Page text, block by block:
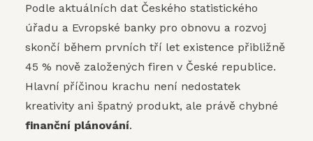
Podle aktuálních dat Českého statistického
úřadu a Evropské banky pro obnovu a rozvoj
skončí během prvních tří let existence přibližně
45 % nově založených firen v České republice.
Hlavní příčinou krachu není nedostatek
kreativity ani špatný produkt, ale právě chybné
finanční plánování.